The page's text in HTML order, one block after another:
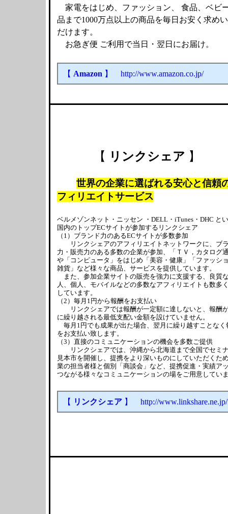
家電をはじめ、ファッション、 食品、ベビ
品まで1000万点以上の商品を毎日お安く求め
だけます。
お急ぎ便 ご利用で当日・翌日にお届け。
【 Amazon 】 http://www.amazon.co.jp/
【 リンクシェア 】
世界の企業に選ばれる安心と信頼
フィリエイトサービス
ベルメゾンネット・ニッセン ・DELL・iTunes・DHC と
国内のトップECサイトが参加するリンクシェア
（1）ブランド力のあるECサイトが多数参加
リンクシェアのアフィリエイトネットワークに、ブ
力・販売力のある多数の企業が参加、「ＴＶ，カタログ
や「コンピュータ」をはじめ「美容・健康」「ファッシ
雑貨」など様々な商品、サービスを提供しています。
また、参加企業サイトの販売を強力に支援する、良質
人、個人、モバイルなどの多数なアフィリエイトも数多
しています。
（2）毎月1円から報酬をお支払い
リンクシェアでは報酬が一定額に達しないと、報酬
に繰り越される最低支配い金額を設けていません。
毎月1円でも成果が出た場合、翌月に繰り越すことなく
をお支払い致します。
（3）直接のコミュニケーションの機会を多数ご提供
リンクシェアでは、沖縄から北海道まで全国でセミ
見本市を開催し、提携をより深いものにしていただくた
業の担当者様と個別「商談会」など、提携促進・実績ア
つながる様々なコミュニケーションの場をご用意してい
【 リンクシェア】 http://www.linkshare.ne.jp/